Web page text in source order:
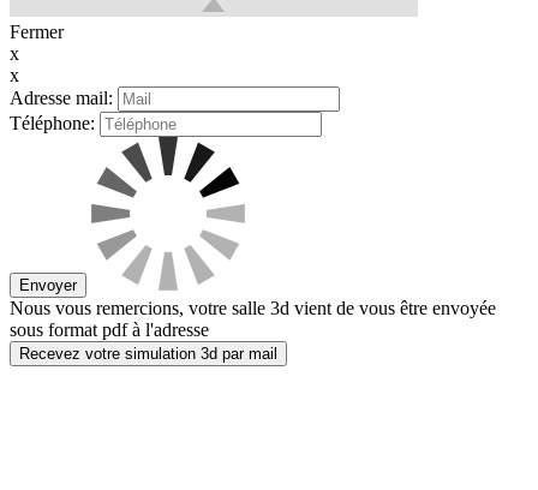
Fermer
x
x
Adresse mail:
Téléphone:
Envoyer
Nous vous remercions, votre salle 3d vient de vous être envoyée
sous format pdf à l'adresse
Recevez votre simulation 3d par mail